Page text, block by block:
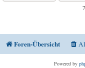
Foren-Übersicht
Powered by